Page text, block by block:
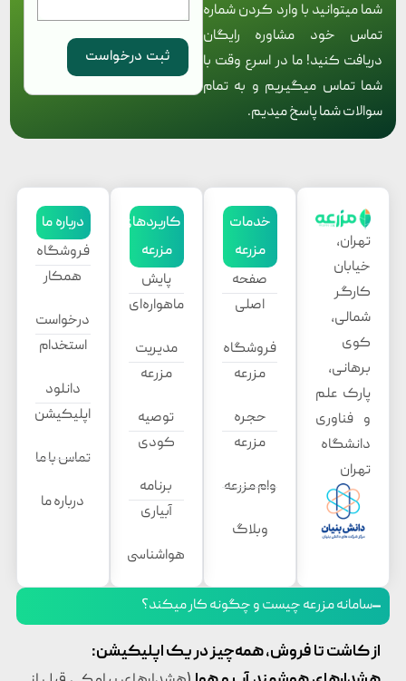
شما میتوانید با وارد کردن شماره
تماس خود مشاوره رایگان
دریافت کنید! ما در اسرع وقت با
شما تماس میگیریم و به تمام
سوالات شما پاسخ میدیم.
تهران،
خیابان
کارگر
شمالی،
کوی
برهانی،
پارک علم
و فناوری
دانشگاه
تهران
خدمات
مزرعه
صفحه
اصلی
فروشگاه
مزرعه
حجره
مزرعه
وام مزرعه
وبلاگ
کاربردهای
مزرعه
پایش
ماهواره‌ای
مدیریت
مزرعه
توصیه
کودی
برنامه
آبیاری
هواشناسی
درباره ما
فروشگاه
همکار
درخواست
استخدام
دانلود
اپلیکیشن
تماس با ما
درباره ما
سامانه مزرعه چیست و چگونه کار میکند؟
از کاشت تا فروش، همه‌چیز در یک اپلیکیشن: